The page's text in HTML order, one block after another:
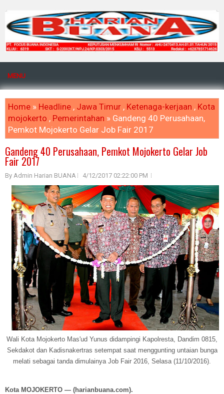
MENU
Home » Headline , Jawa Timur , Ketenaga-kerjaan , Kota
mojokerto , Pemerintahan » Gandeng 40 Perusahaan,
Pemkot Mojokerto Gelar Job Fair 2017
Gandeng 40 Perusahaan, Pemkot Mojokerto Gelar Job
Fair 2017
By Admin Harian BUANA 4/12/2017 02:22:00 PM
Wali Kota Mojokerto Mas'ud Yunus didampingi Kapolresta, Dandim 0815,
Sekdakot dan Kadisnakertras setempat saat menggunting untaian bunga
melati sebagai tanda dimulainya Job Fair 2016, Selasa (11/10/2016).
Kota MOJOKERTO — (harianbuana.com).